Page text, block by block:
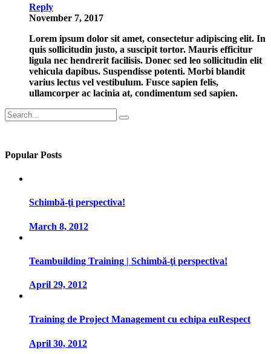
Reply
November 7, 2017
Lorem ipsum dolor sit amet, consectetur adipiscing elit. In
quis sollicitudin justo, a suscipit tortor. Mauris efficitur
ligula nec hendrerit facilisis. Donec sed leo sollicitudin elit
vehicula dapibus. Suspendisse potenti. Morbi blandit
varius lectus vel vestibulum. Fusce sapien felis,
ullamcorper ac lacinia at, condimentum sed sapien.
Search
for:
Popular Posts
Schimbă-ţi perspectiva!
March 8, 2012
Teambuilding Training | Schimbă-ţi perspectiva!
April 29, 2012
Training de Project Management cu echipa euRespect
April 30, 2012